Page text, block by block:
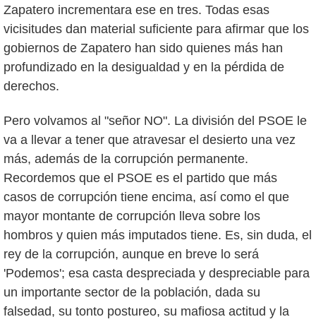
Zapatero incrementara ese en tres. Todas esas
vicisitudes dan material suficiente para afirmar que los
gobiernos de Zapatero han sido quienes más han
profundizado en la desigualdad y en la pérdida de
derechos.
Pero volvamos al "señor NO". La división del PSOE le
va a llevar a tener que atravesar el desierto una vez
más, además de la corrupción permanente.
Recordemos que el PSOE es el partido que más
casos de corrupción tiene encima, así como el que
mayor montante de corrupción lleva sobre los
hombros y quien más imputados tiene. Es, sin duda, el
rey de la corrupción, aunque en breve lo será
'Podemos'; esa casta despreciada y despreciable para
un importante sector de la población, dada su
falsedad, su tonto postureo, su mafiosa actitud y la